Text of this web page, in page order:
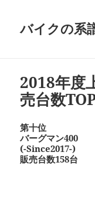
バイクの系
2018年度
売台数
第十位
バーグマン400
(-Since2017-)
販売台数158台